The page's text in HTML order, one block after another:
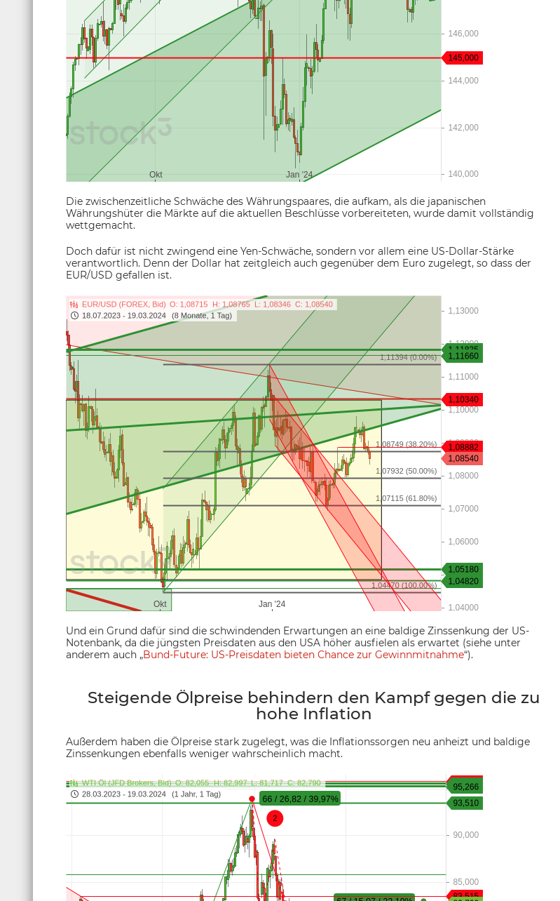
Die zwischenzeitliche Schwäche des Währungspaares, die aufkam, als die japanischen
Währungshüter die Märkte auf die aktuellen Beschlüsse vorbereiteten, wurde damit vollständig
wettgemacht.
Doch dafür ist nicht zwingend eine Yen-Schwäche, sondern vor allem eine US-Dollar-Stärke
verantwortlich. Denn der Dollar hat zeitgleich auch gegenüber dem Euro zugelegt, so dass der
EUR/USD gefallen ist.
Und ein Grund dafür sind die schwindenden Erwartungen an eine baldige Zinssenkung der US-
Notenbank, da die jüngsten Preisdaten aus den USA höher ausfielen als erwartet (siehe unter
anderem auch „Bund-Future: US-Preisdaten bieten Chance zur Gewinnmitnahme“).
Steigende Ölpreise behindern den Kampf gegen die zu
hohe Inflation
Außerdem haben die Ölpreise stark zugelegt, was die Inflationssorgen neu anheizt und baldige
Zinssenkungen ebenfalls weniger wahrscheinlich macht.